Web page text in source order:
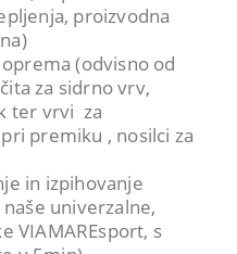
proizvodna
(odvisno od
za sidrno vrv,
ter vrvi za
premiku , nosilci za
in izpihovanje
univerzalne,
VIAMAREsport, s